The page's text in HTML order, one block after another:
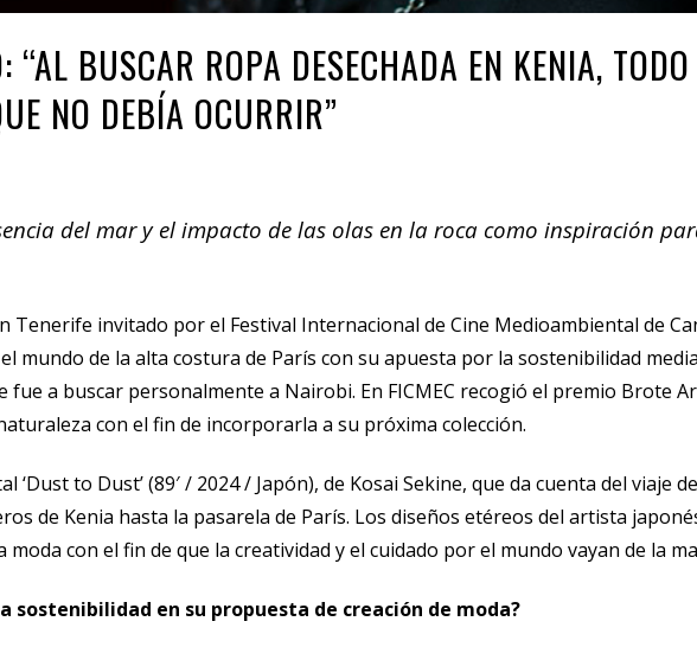
BUSCAR ROPA DESECHADA EN KENIA,
NO DEBÍA OCURRIR”
del mar y el impacto de las olas en la roca como inspiración
Tenerife invitado por el Festival Internacional de Cine Medioambiental de
mundo de la alta costura de París con su apuesta por la sostenibilidad
fue a buscar personalmente a Nairobi. En FICMEC recogió el premio Brote
con el fin de incorporarla a su próxima colección.
to Dust’ (89′ / 2024 / Japón), de Kosai Sekine, que da cuenta del viaje
de Kenia hasta la pasarela de París. Los diseños etéreos del artista
con el fin de que la creatividad y el cuidado por el mundo vayan de la
sostenibilidad en su propuesta de creación de moda?